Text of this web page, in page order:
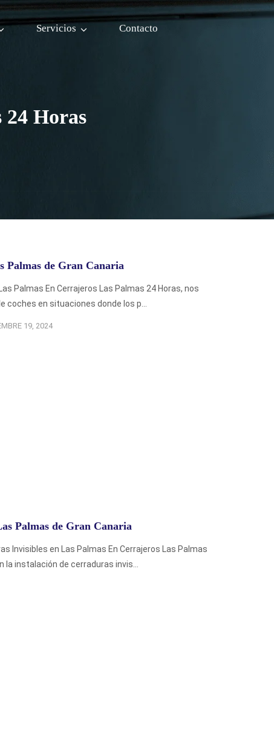
Servicios Contacto
Horas
Palmas de Gran Canaria
Palmas En Cerrajeros Las Palmas 24 Horas, nos
en situaciones donde los p...
19, 2024
Palmas de Gran Canaria
Invisibles en Las Palmas En Cerrajeros Las Palmas
instalación de cerraduras invis...